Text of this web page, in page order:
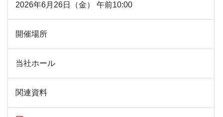
2026年6月26日（金） 午前10:00
開催場所
当社ホール
関連資料